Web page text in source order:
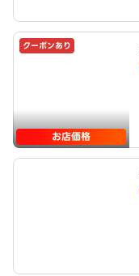
クーポンあり
お店価格